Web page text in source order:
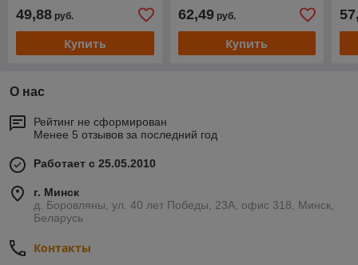
49,88 руб.
Купить
62,49руб.
Купить
О нас
Рейтинг не сформирован
Менее 5 отзывов за последний год
Работает с 25.05.2010
г. Минск
д. Боровляны, ул. 40 лет Победы, 23А, офис 318, Минск,
Беларусь
Контакты